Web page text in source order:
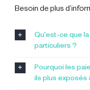
Besoin de plus
Qu'est-ce que
particuliers ?
Pourquoi les
ils plus exposés